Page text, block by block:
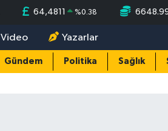
64,4811 %0.38
Video Yazarlar
Gündem Politika Sağlık